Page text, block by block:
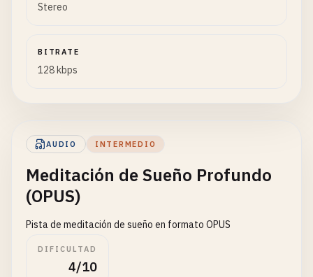
Stereo
BITRATE
128 kbps
AUDIO INTERMEDIO
Meditación de Sueño Profundo
(OPUS)
Pista de meditación de sueño en formato OPUS
DIFICULTAD
4/10